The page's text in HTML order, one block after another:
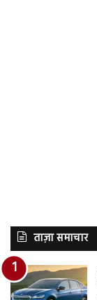
ताज़ा समाचार